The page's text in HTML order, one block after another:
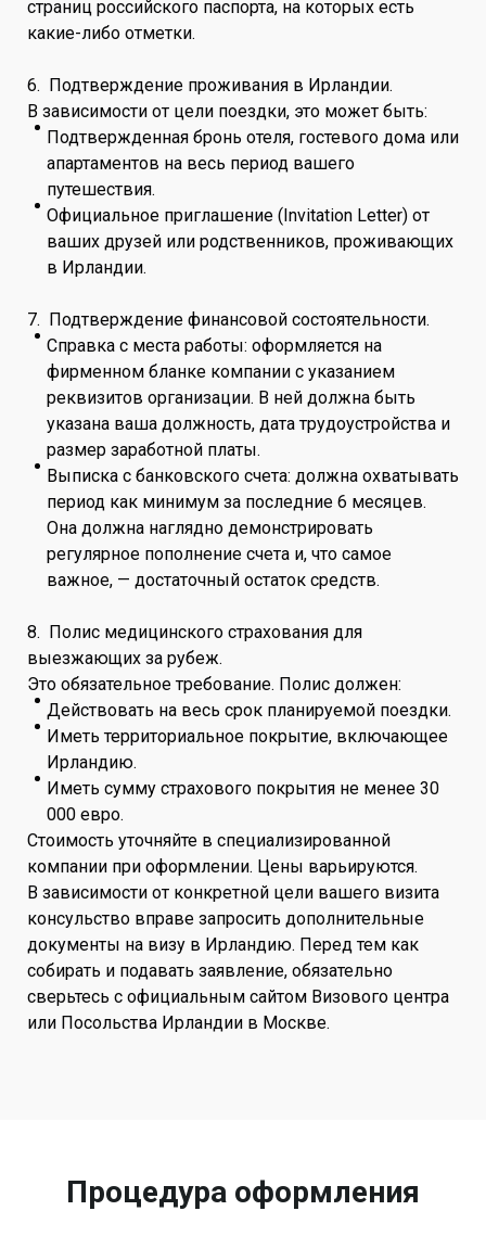
страниц российского паспорта, на которых есть
какие-либо отметки.
6. Подтверждение проживания в Ирландии.
В зависимости от цели поездки, это может быть:
Подтвержденная бронь отеля, гостевого дома или
апартаментов на весь период вашего
путешествия.
Официальное приглашение (Invitation Letter) от
ваших друзей или родственников, проживающих
в Ирландии.
7. Подтверждение финансовой состоятельности.
Справка с места работы: оформляется на
фирменном бланке компании с указанием
реквизитов организации. В ней должна быть
указана ваша должность, дата трудоустройства и
размер заработной платы.
Выписка с банковского счета: должна охватывать
период как минимум за последние 6 месяцев.
Она должна наглядно демонстрировать
регулярное пополнение счета и, что самое
важное, — достаточный остаток средств.
8. Полис медицинского страхования для
выезжающих за рубеж.
Это обязательное требование. Полис должен:
Действовать на весь срок планируемой поездки.
Иметь территориальное покрытие, включающее
Ирландию.
Иметь сумму страхового покрытия не менее 30
000 евро.
Стоимость уточняйте в специализированной
компании при оформлении. Цены варьируются.
В зависимости от конкретной цели вашего визита
консульство вправе запросить дополнительные
документы на визу в Ирландию. Перед тем как
собирать и подавать заявление, обязательно
сверьтесь с официальным сайтом Визового центра
или Посольства Ирландии в Москве.
Процедура оформления